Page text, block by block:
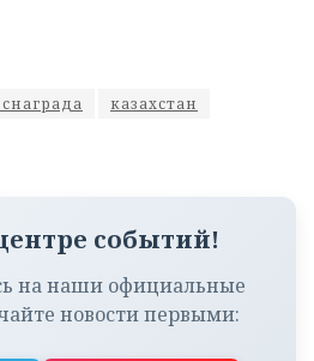
казахстан
событий!
на наши официальные
новости первыми: